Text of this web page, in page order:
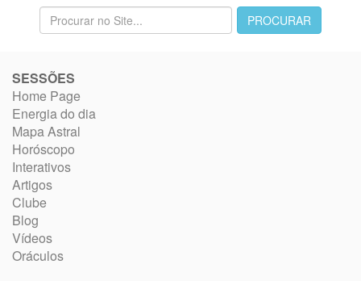
SESSÕES
Home Page
Energia do dia
Mapa Astral
Horóscopo
Interativos
Artigos
Clube
Blog
Vídeos
Oráculos